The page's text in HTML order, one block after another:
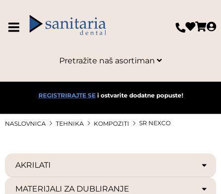
Pretražite naš asortiman
REGISTRIRAJTE SEi ostvarite dodatne popuste!
NASLOVNICA TEHNIKA KOMPOZITI SR NEXCO
AKRILATI
MATERIJALI ZA DUBLIRANJE